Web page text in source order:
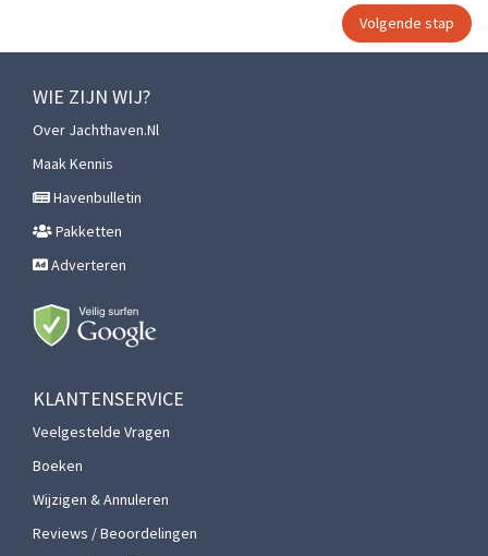
WIE ZIJN WIJ?
Over Jachthaven.nl
Maak Kennis
Havenbulletin
Pakketten
Adverteren
KLANTENSERVICE
Veelgestelde Vragen
Boeken
Wijzigen & Annuleren
Reviews / Beoordelingen